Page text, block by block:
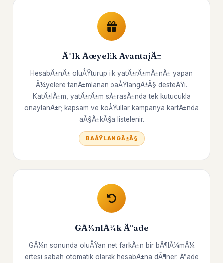
Ä°lk Ãœyelik AvantajÄ±
HesabÄ±nÄ± oluÅŸturup ilk yatÄ±rÄ±mÄ±nÄ± yapan
Ã¼yelere tanÄ±mlanan baÅŸlangÄ±Ã§ desteÄŸi.
KatÄ±lÄ±m, yatÄ±rÄ±m sÄ±rasÄ±nda tek kutucukla
onaylanÄ±r; kapsam ve koÅŸullar kampanya kartÄ±nda
aÃ§Ä±kÃ§a listelenir.
BAÅŸLANGÄ±Ã§
GÃ¼nlÃ¼k Ä°ade
GÃ¼n sonunda oluÅŸan net farkÄ±n bir bÃ¶lÃ¼mÃ¼
ertesi sabah otomatik olarak hesabÄ±na dÃ¶ner. Ä°ade